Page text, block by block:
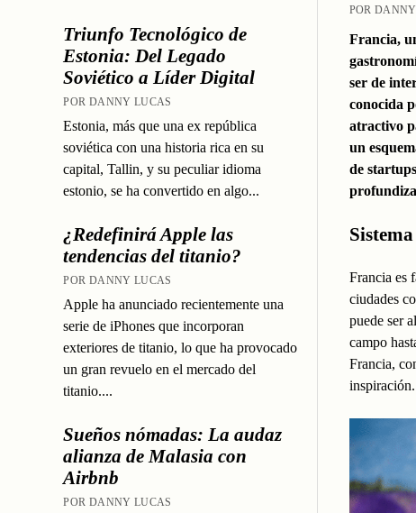
Triunfo Tecnológico de
Estonia: Del Legado
Soviético a Líder Digital
POR DANNY LUCAS
Estonia, más que una ex república
soviética con una historia rica en su
capital, Tallin, y su peculiar idioma
estonio, se ha convertido en algo...
¿Redefinirá Apple las
tendencias del titanio?
POR DANNY LUCAS
Apple ha anunciado recientemente una
serie de iPhones que incorporan
exteriores de titanio, lo que ha provocado
un gran revuelo en el mercado del
titanio....
Sueños nómadas: La audaz
alianza de Malasia con
Airbnb
POR DANNY LUCAS
POR
Francia,
ser de
conocida
atractivo
un
de
profundiza
Francia es
ciudades
puede ser
campo
Francia,
inspiración.